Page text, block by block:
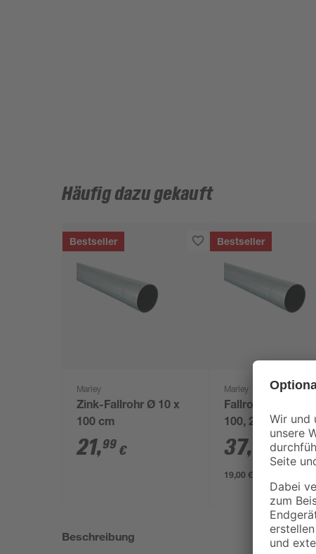
Häufig dazu gekauft
Bestseller
Marley
Zink-Fallrohr Ø 10 x
100 cm
21,99 €
Bestseller
Marley
Fallrohr silbern
100, 200 cm
37, €
19,00 € / Meter
Beschreibung